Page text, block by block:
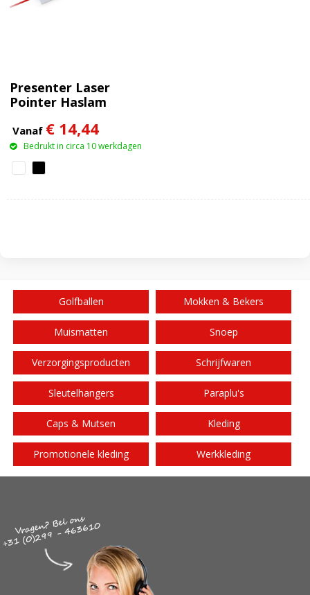
Presenter Laser
Pointer Haslam
Vanaf € 14,44
Bedrukt in circa 10 werkdagen
Golfballen Mokken & Bekers
Muismatten Snoep
Verzorgingsproducten Schrijfwaren
Sleutelhangers Paraplu's
Caps & Mutsen Kleding
Promotionele kleding Werkkleding